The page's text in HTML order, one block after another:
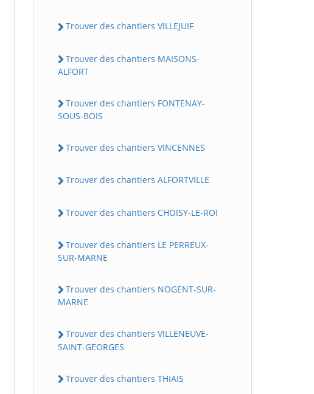
Trouver des chantiers VILLEJUIF
Trouver des chantiers MAISONS-
ALFORT
Trouver des chantiers FONTENAY-
SOUS-BOIS
Trouver des chantiers VINCENNES
Trouver des chantiers ALFORTVILLE
Trouver des chantiers CHOISY-LE-ROI
Trouver des chantiers LE PERREUX-
SUR-MARNE
Trouver des chantiers NOGENT-SUR-
MARNE
Trouver des chantiers VILLENEUVE-
SAINT-GEORGES
Trouver des chantiers THIAIS